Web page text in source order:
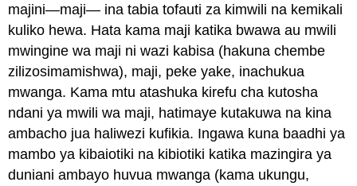
majini—maji— ina tabia tofauti za kimwili na kemikali
kuliko hewa. Hata kama maji katika bwawa au mwili
mwingine wa maji ni wazi kabisa (hakuna chembe
zilizosimamishwa), maji, peke yake, inachukua
mwanga. Kama mtu atashuka kirefu cha kutosha
ndani ya mwili wa maji, hatimaye kutakuwa na kina
ambacho jua haliwezi kufikia. Ingawa kuna baadhi ya
mambo ya kibaiotiki na kibiotiki katika mazingira ya
duniani ambayo huvua mwanga (kama ukungu,